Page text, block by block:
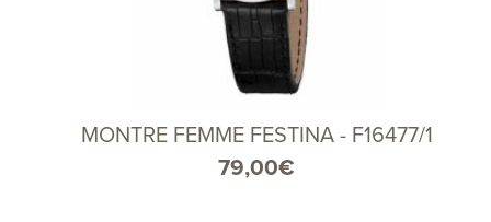
MONTRE FEMME FESTINA - F16477/1
79,00€